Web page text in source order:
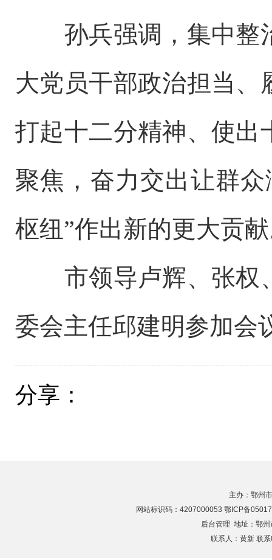
孙兵强调，集中整
大党员干部政治担当
打起十二分精神、使出
聚焦，奋力交出让群
枢纽”作出新的更大贡
市领导卢辉、张权
委会主任邱建明参加会
分享：
主办：鄂州
网站标识码：4207000053 鄂ICP备
后台管理 地址：鄂
联系人：黄新 联